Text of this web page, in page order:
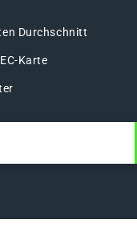
Durchschnitt
Karte